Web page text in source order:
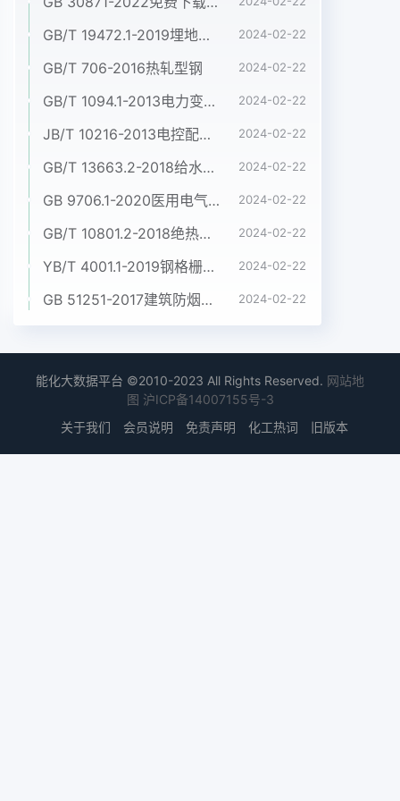
GB/T 19472.1-2019埋地用聚乙烯(PE)结构壁管道系统 第1部分:聚乙烯双壁波纹管材 2024-02-22
GB/T 706-2016热轧型钢 2024-02-22
GB/T 1094.1-2013电力变压器 第1部分:总则 2024-02-22
JB/T 10216-2013电控配电用电缆桥架 2024-02-22
GB/T 13663.2-2018给水用聚乙烯(PE)管道系统 第2部分:管材 2024-02-22
GB 9706.1-2020医用电气设备 第1部分:基本安全和基本性能的通用要求 2024-02-22
GB/T 10801.2-2018绝热用挤塑聚苯乙烯泡沫塑料(XPS) 2024-02-22
YB/T 4001.1-2019钢格栅板及配套件 第1部分:钢格栅板 2024-02-22
GB 51251-2017建筑防烟排烟系统技术标准 2024-02-22
能化大数据平台 ©2010-2023 All Rights Reserved. 网站地
图 沪ICP备14007155号-3
关于我们
会员说明 免责声明 化工热词 旧版本